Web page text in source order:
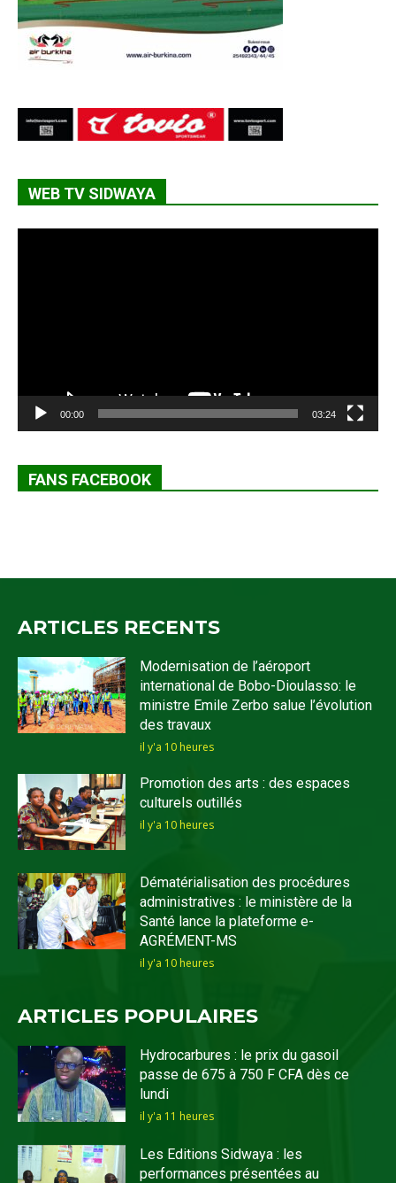
WEB TV SIDWAYA
00:00 03:24
FANS FACEBOOK
ARTICLES RECENTS
Modernisation de l’aéroport
international de Bobo-Dioulasso: le
ministre Emile Zerbo salue l’évolution
des travaux
il y'a 10 heures
Promotion des arts : des espaces
culturels outillés
il y'a 10 heures
Dématérialisation des procédures
administratives : le ministère de la
Santé lance la plateforme e-
AGRÉMENT-MS
il y'a 10 heures
ARTICLES POPULAIRES
Hydrocarbures : le prix du gasoil
passe de 675 à 750 F CFA dès ce
lundi
il y'a 11 heures
Les Editions Sidwaya : les
performances présentées au